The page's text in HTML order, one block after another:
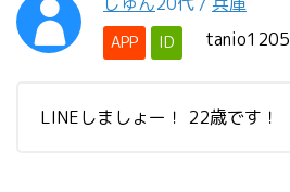
APP ID tanio1205
LINEしましょー！ 22歳です！